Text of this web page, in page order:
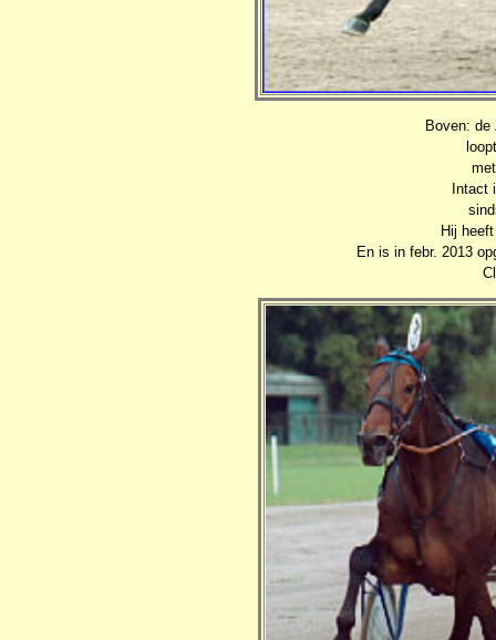
Boven: de
Intact
Hij
En is in febr. 2013